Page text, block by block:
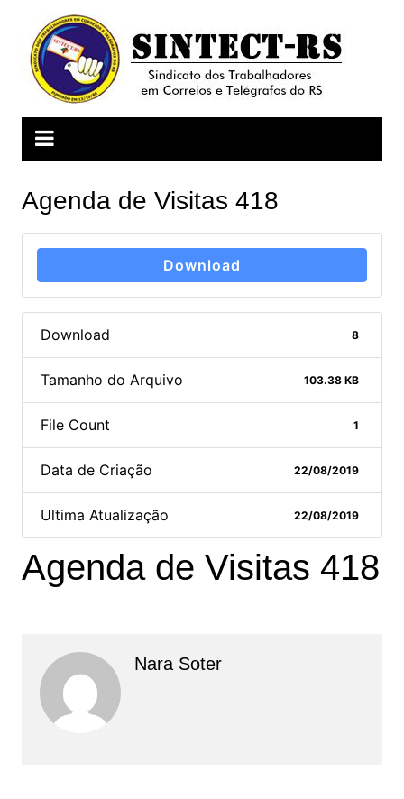
conteúdo
Agenda de Visitas 418
Download
Download 8
Tamanho do Arquivo 103.38 KB
File Count 1
Data de Criação 22/08/2019
Ultima Atualização 22/08/2019
Agenda de Visitas 418
Nara Soter